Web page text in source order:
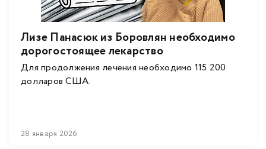
Лизе Панасюк из Боровлян необходимо
дорогостоящее лекарство
Для продолжения лечения необходимо 115 200
долларов США.
28 января 2026